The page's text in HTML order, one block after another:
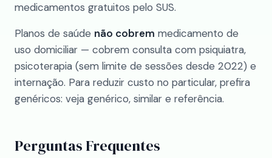
medicamentos gratuitos pelo SUS.
Planos de saúde não cobrem medicamento de
uso domiciliar — cobrem consulta com psiquiatra,
psicoterapia (sem limite de sessões desde 2022) e
internação. Para reduzir custo no particular, prefira
genéricos: veja genérico, similar e referência.
Perguntas Frequentes